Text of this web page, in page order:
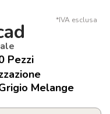
*IVA esclusa
Pezzi
Melange